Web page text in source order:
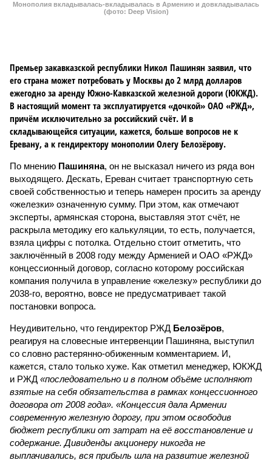
Монополия вкладывалась-вкладывалась в Армению и довкладывалась
(фото: Deep Vision)
Премьер закавказской республики Никол Пашинян заявил, что
его страна может потребовать у Москвы до 2 млрд долларов
ежегодно за аренду Южно-Кавказской железной дороги (ЮКЖД).
В настоящий момент та эксплуатируется «дочкой» ОАО «РЖД»,
причём исключительно за российский счёт. И в
складывающейся ситуации, кажется, больше вопросов не к
Еревану, а к гендиректору монополии Олегу Белозёрову.
По мнению Пашиняна, он не высказал ничего из ряда вон
выходящего. Дескать, Ереван считает транспортную сеть
своей собственностью и теперь намерен просить за аренду
«железки» означенную сумму. При этом, как отмечают
эксперты, армянская сторона, выставляя этот счёт, не
раскрыла методику его калькуляции, то есть, получается,
взяла цифры с потолка. Отдельно стоит отметить, что
заключённый в 2008 году между Арменией и ОАО «РЖД»
концессионный договор, согласно которому российская
компания получила в управление «железку» республики до
2038-го, вероятно, вовсе не предусматривает такой
постановки вопроса.
Неудивительно, что гендиректор РЖД Белозёров,
реагируя на словесные интервенции Пашиняна, выступил
со словно растерянно-обиженным комментарием. И,
кажется, стало только хуже. Как отметил менеджер, ЮКЖД
и РЖД «последовательно и в полном объёме исполняют
взятые на себя обязательства в рамках концессионного
договора от 2008 года». «Концессия дала Армении
современную железную дорогу, при этом освободив
бюджет республики от затрат на её восстановление и
содержание. Дивиденды акционеру никогда не
выплачивались, вся прибыль шла на развитие железной